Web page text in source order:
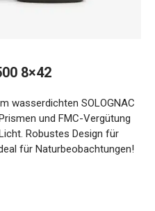
BaK4-Prismen und
bei jedem Licht.
Abenteuer. Ideal für